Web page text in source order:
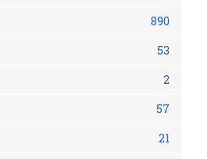
890
53
2
57
21